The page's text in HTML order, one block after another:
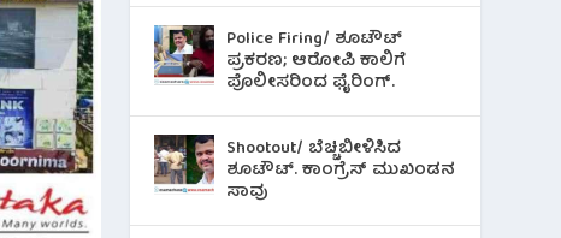
Police Firing/ ಶೂಟೌಟ್
ಪ್ರಕರಣ; ಆರೋಪಿ ಕಾಲಿಗೆ
ಪೊಲೀಸರಿಂದ ಫೈರಿಂಗ್.
Shootout/ ಬೆಚ್ಚಿಬೀಳಿಸಿದ
ಶೂಟೌಟ್‌. ಕಾಂಗ್ರೆಸ್ ಮುಖಂಡನ
ಸಾವು